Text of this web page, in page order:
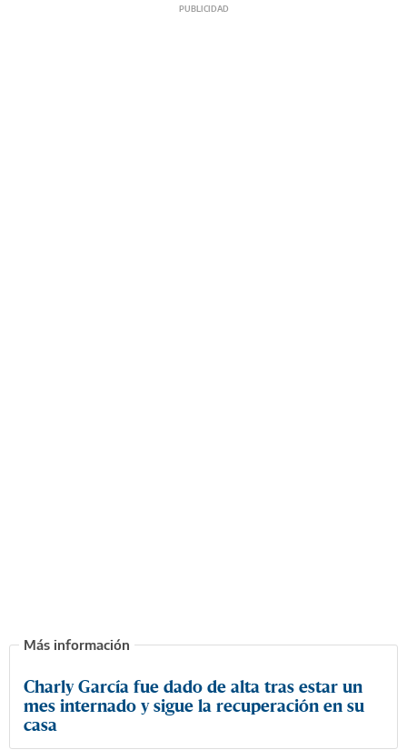
Charly García fue dado de alta tras estar un
mes internado y sigue la recuperación en su
casa